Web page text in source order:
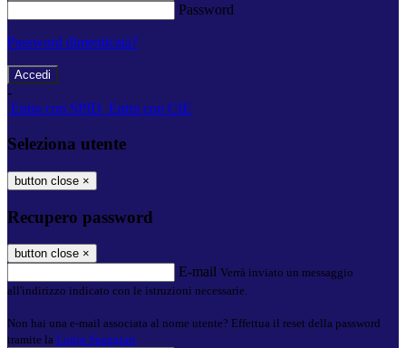
Password
Password dimenticata?
-
Entra con SPID Entra con CIE
Seleziona utente
button close ×
Recupero password
button close ×
E-mail Verrà inviato un messaggio
all'indirizzo indicato con le istruzioni necessarie.
Non hai una e-mail associata al nome utente? Effettua il reset della password
tramite la Login Spaggiari